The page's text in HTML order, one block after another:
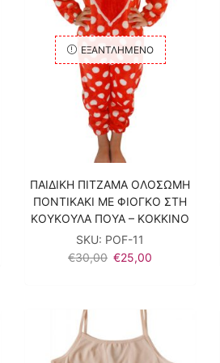
ΕΞΑΝΤΛΗΜΈΝΟ
ΠΑΙΔΙΚΗ ΠΙΤΖΑΜΑ ΟΛΟΣΩΜΗ
ΠΟΝΤΙΚΑΚΙ ΜΕ ΦΙΟΓΚΟ ΣΤΗ
ΚΟΥΚΟΥΛΑ ΠΟΥΑ – ΚΟΚΚΙΝΟ
SKU: POF-11
€30,00 Original
€30,00.
€25,00